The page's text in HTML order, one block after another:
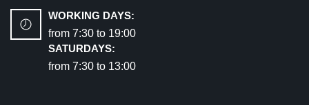
WORKING DAYS:
from 7:30 tо 19:00
SATURDAYS:
from 7:30 tо 13:00